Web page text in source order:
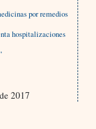
por remedios
hospitalizaciones
2017